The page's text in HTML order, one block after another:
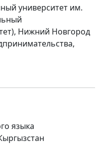
университет им.
Нижний Новгород
языка